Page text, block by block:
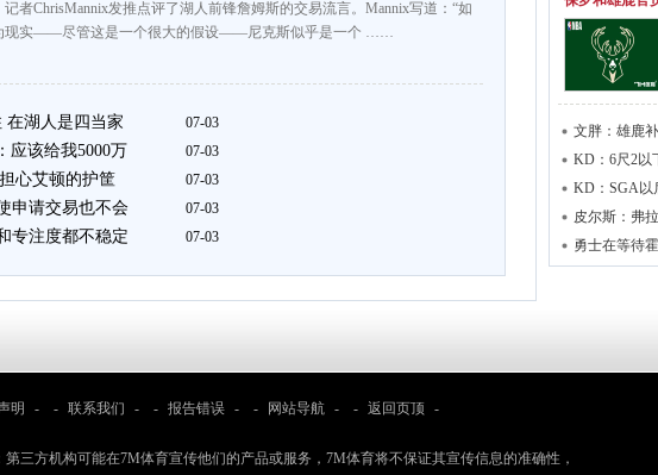
者ChrisMannix发推点评了湖人前锋詹姆斯的交易流言。Mannix写道：“如
现实——尽管这是一个很大的假设——尼克斯似乎是一个 ……
在湖人是四当家 07-03
应该给我5000万 07-03
心艾顿的护筐 07-03
申请交易也不会 07-03
专注度都不稳定 07-03
文胖：雄鹿
KD：6尺2以
KD：SGA以
皮尔斯：弗
勇士在等待
明 - - 联系我们 - - 报告错误 - - 网站导航 - - 返回页顶 -
第三方机构可能在7M体育宣传他们的产品或服务，7M体育将不保证其宣传信息的准确性，